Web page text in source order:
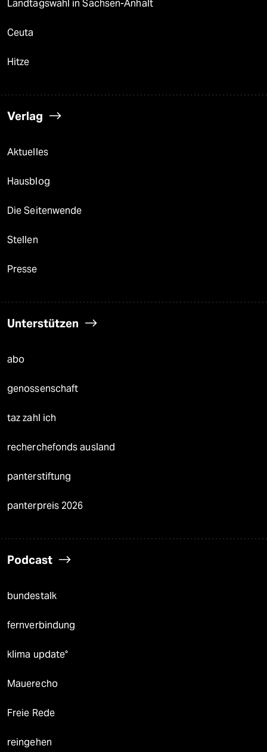
Landtagswahl in Sachsen-Anhalt
Ceuta
Hitze
Verlag
Aktuelles
Hausblog
Die Seitenwende
Stellen
Presse
Unterstützen
abo
genossenschaft
taz zahl ich
recherchefonds ausland
panterstiftung
panterpreis 2026
Podcast
bundestalk
fernverbindung
klima update°
Mauerecho
Freie Rede
reingehen